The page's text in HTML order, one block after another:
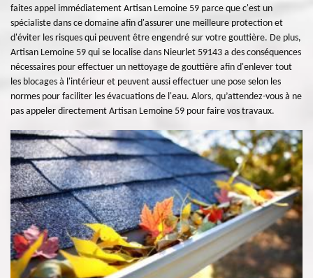
faites appel immédiatement Artisan Lemoine 59 parce que c'est un
spécialiste dans ce domaine afin d'assurer une meilleure protection et
d'éviter les risques qui peuvent être engendré sur votre gouttière. De plus,
Artisan Lemoine 59 qui se localise dans Nieurlet 59143 a des conséquences
nécessaires pour effectuer un nettoyage de gouttière afin d'enlever tout
les blocages à l'intérieur et peuvent aussi effectuer une pose selon les
normes pour faciliter les évacuations de l'eau. Alors, qu’attendez-vous à ne
pas appeler directement Artisan Lemoine 59 pour faire vos travaux.